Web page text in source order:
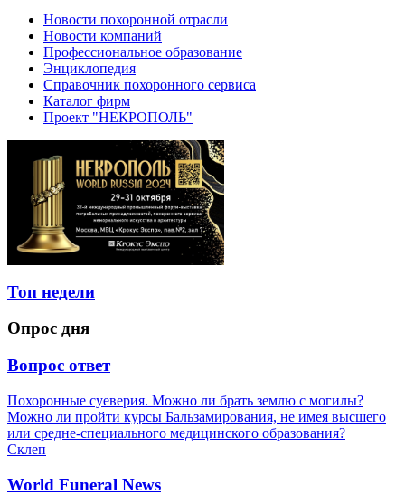
Новости похоронной отрасли
Новости компаний
Профессиональное образование
Энциклопедия
Справочник похоронного сервиса
Каталог фирм
Проект "НЕКРОПОЛЬ"
Топ недели
Опрос дня
Вопрос ответ
Похоронные суеверия. Можно ли брать землю с могилы?
Можно ли пройти курсы Бальзамирования, не имея высшего
или средне-специального медицинского образования?
Склеп
World Funeral News